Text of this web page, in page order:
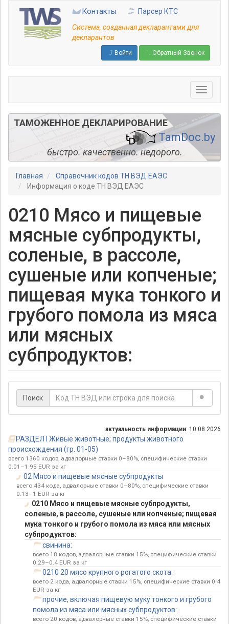
основному
содержанию
Контакты
Парсер КТС
Система, созданная декларантами для
декларантов
Войти Обратный Звонок
ТАМОЖЕННОЕ ДЕКЛАРИРОВАНИЕ
TamDoc.by
быстро. качественно. недорого.
Главная
Справочник кодов ТН ВЭД ЕАЭС
Информация о коде ТН ВЭД ЕАЭС
0210 Мясо и пищевые
мясные субпродукты,
соленые, в рассоле,
сушеные или копченые;
пищевая мука тонкого и
грубого помола из мяса
или мясных
субпродуктов:
Поиск
актуальность информации: 10.08.2026
РАЗДЕЛ I Живые животные; продукты животного
происхождения (гр. 01-05)
всего 1360 кодов, адвалорные ставки 0–80%, специфические ставки
0.01–1.95 EUR за кг
02 Мясо и пищевые мясные субпродукты
всего 434 кода, адвалорные ставки 0–80%, специфические ставки
0.13–1 EUR за кг
0210 Мясо и пищевые мясные субпродукты,
соленые, в рассоле, сушеные или копченые; пищевая
мука тонкого и грубого помола из мяса или мясных
субпродуктов:
свинина:
всего 18 кодов, адвалорные ставки 15%, специфические ставки
0.29–0.4 EUR за кг
0210 20 мясо крупного рогатого скота:
всего 2 кода, адвалорные ставки 15%, специфические ставки 0.4
EUR за кг
прочие, включая пищевую муку тонкого и грубого
помола из мяса или мясных субпродуктов:
всего 20 кодов, адвалорные ставки 15%, специфические ставки